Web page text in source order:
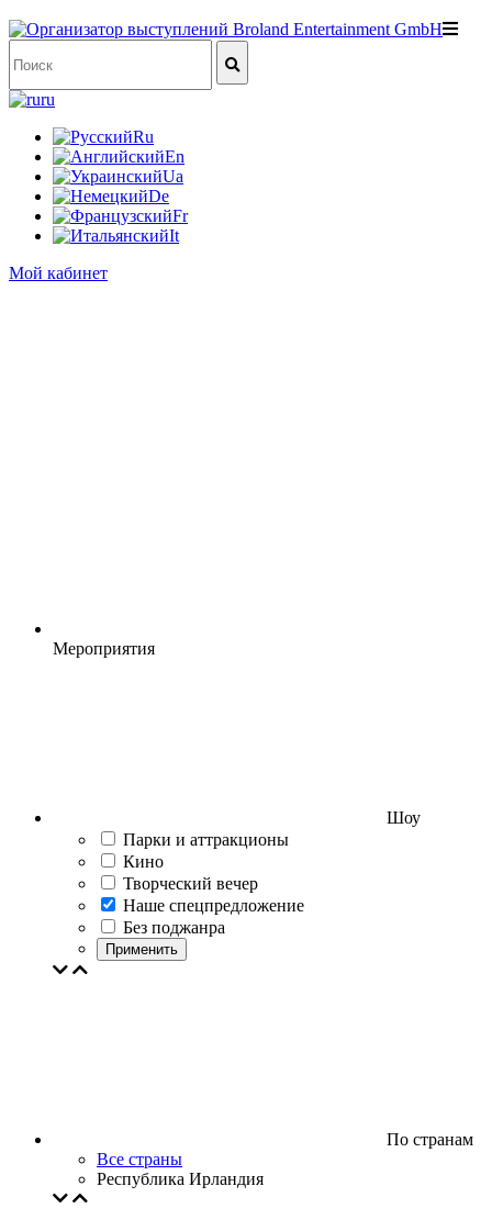
ru
Ru
En
Ua
De
Fr
It
Мой кабинет
Мероприятия
Шоу
Парки и аттракционы
Кино
Творческий вечер
Наше спецпредложение
Без поджанра
Применить
По странам
Все страны
Республика Ирландия